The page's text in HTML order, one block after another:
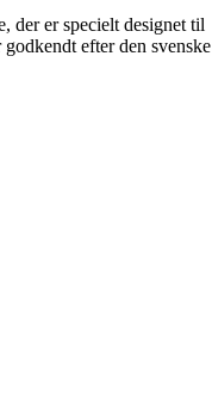
er specielt designet til
efter den svenske